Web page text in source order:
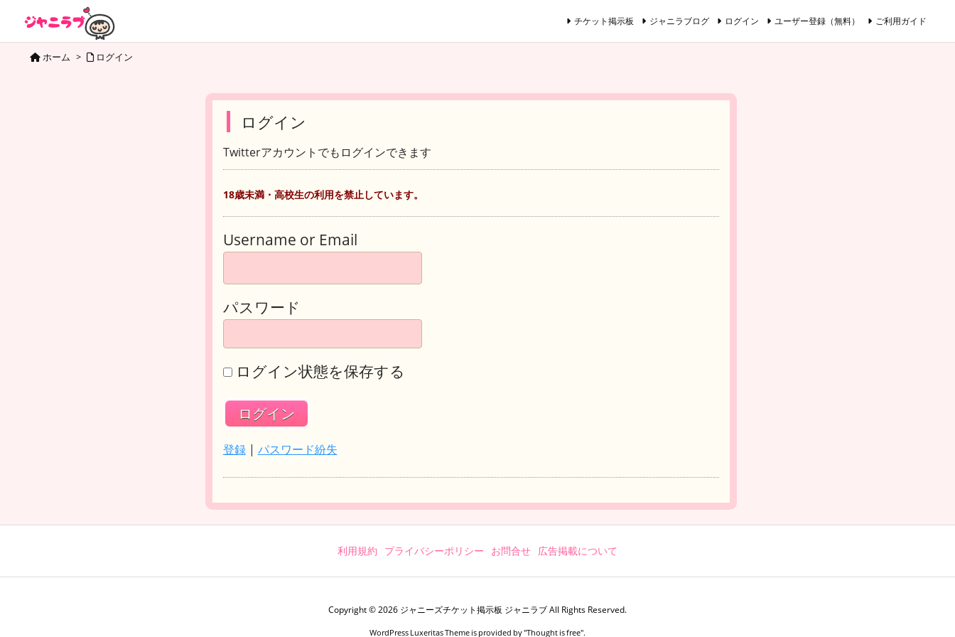
チケット掲示板 ジャニラブログ ログイン ユーザー登録（無料） ご利用ガイド
ホーム > ログイン
ログイン
Twitterアカウントでもログインできます
18歳未満・高校生の利用を禁止しています。
Username or Email
パスワード
ログイン状態を保存する
登録| パスワード紛失
利用規約 プライバシーポリシー お問合せ 広告掲載について
Copyright ©2026 ジャニーズチケット掲示板 ジャニラブAll Rights Reserved.
WordPress Luxeritas Theme is provided by "Thought is free".